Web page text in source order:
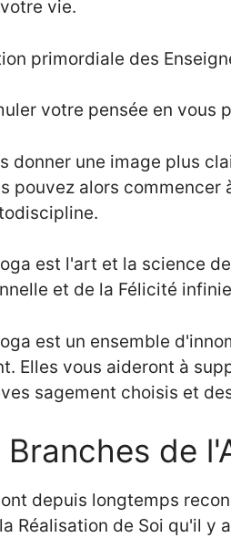
vie.
primordiale des
votre pensée en vous
donner une image plus
pouvez alors
est l'art et la science
et de la Félicité
est un ensemble
Elles vous aideront à
sagement choisis et
Branches de
depuis longtemps
Réalisation de Soi qu'il y